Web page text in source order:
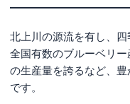
北上川の源流を有し、四
全国有数のブルーベリ
の生産量を誇るなど、
です。